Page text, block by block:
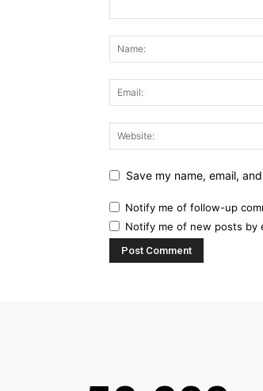
Save my name, email,
Notify me of follow-up
Notify me of new posts by